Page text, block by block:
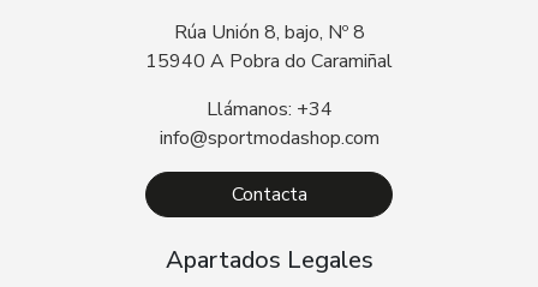
Rúa Unión 8, bajo, Nº 8
15940 A Pobra do Caramiñal
Llámanos: +34
info@sportmodashop.com
Contacta
Apartados Legales